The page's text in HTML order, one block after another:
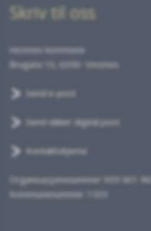
Skriv til oss
Vestnes kommune
Brugata 10, 6390 Vestnes
Send e-post
Send sikker digital post
Kontaktskjema
Organisasjonsnummer 939 901 965
Kommunenummer 1535